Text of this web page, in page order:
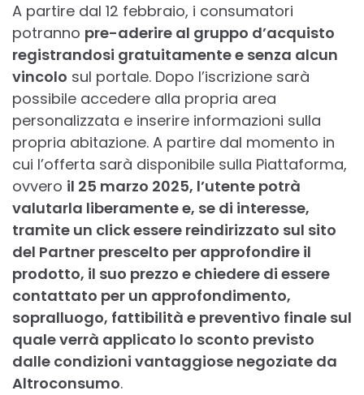
A partire dal 12 febbraio, i consumatori
potranno pre-aderire al gruppo d’acquisto
registrandosi gratuitamente e senza alcun
vincolo sul portale. Dopo l’iscrizione sarà
possibile accedere alla propria area
personalizzata e inserire informazioni sulla
propria abitazione. A partire dal momento in
cui l’offerta sarà disponibile sulla Piattaforma,
ovvero il 25 marzo 2025, l’utente potrà
valutarla liberamente e, se di interesse,
tramite un click essere reindirizzato sul sito
del Partner prescelto per approfondire il
prodotto, il suo prezzo e chiedere di essere
contattato per un approfondimento,
sopralluogo, fattibilità e preventivo finale sul
quale verrà applicato lo sconto previsto
dalle condizioni vantaggiose negoziate da
Altroconsumo.